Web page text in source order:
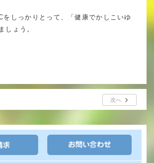
をしっかりとって、「健康でかしこいゆ
しょう。
次へ